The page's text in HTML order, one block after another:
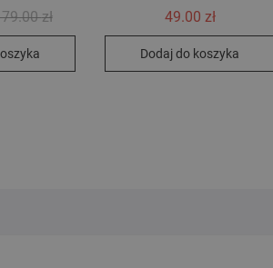
złPierwotna
Aktualna
49.00 zł
Dodaj do koszyka